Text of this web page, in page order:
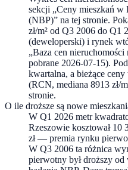
sekcji „Ceny mieszkań
(NBP)” na tej stronie.
zł/m² od Q3 2006 do Q1
(deweloperski) i rynek
„Baza cen
pobrane 2026-07-15).
kwartalna, a bieżące
(RCN, mediana 8913 zł/
stronie.
O ile droższe są nowe
W Q1 2026 metr
Rzeszowie kosztował 10
zł — premia rynku
W Q3 2006 ta różnica
pierwotny był droższy